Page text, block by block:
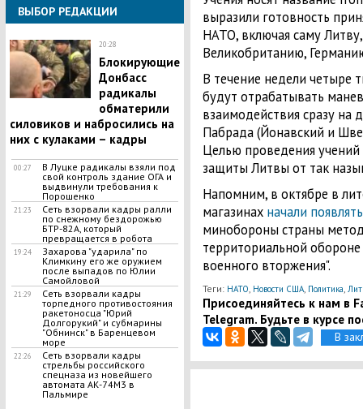
ВЫБОР РЕДАКЦИИ
20:28
Блокирующие
Донбасс
радикалы
обматерили
силовиков и набросились на
них с кулаками – кадры
00:27
В Луцке радикалы взяли под
свой контроль здание ОГА и
выдвинули требования к
Порошенко
21:23
Сеть взорвали кадры ралли
по снежному бездорожью
БТР-82А, который
превращается в робота
19:24
Захарова "ударила" по
Климкину его же оружием
после выпадов по Юлии
Самойловой
21:29
Сеть взорвали кадры
торпедного противостояния
ракетоносца "Юрий
Долгорукий" и субмарины
"Обнинск" в Баренцевом
море
22:26
Сеть взорвали кадры
стрельбы российского
спецназа из новейшего
автомата АК-74М3 в
Пальмире
выразили готовность
НАТО, включая саму
Великобританию,
В течение недели четыре
будут отрабатывать
взаимодействия сразу на
Пабрада (Йонавский и
Целью проведения учений
защиты Литвы от так
Напомним, в октябре в
магазинах начали
минобороны страны
территориальной обороне
военного вторжения".
Теги: НАТО, Новости США, Политика,
Присоединяйтесь к нам в
Telegram. Будьте в курсе
В